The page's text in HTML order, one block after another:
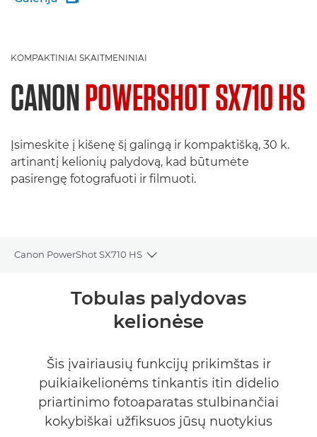
KOMPAKTINIAI SKAITMENINIAI
CANONPOWERSHOT SX710 HS
Įsimeskite į kišenę šį galingą ir kompaktišką, 30 k.
artinantį kelionių palydovą, kad būtumėte
pasirengę fotografuoti ir filmuoti.
Canon PowerShot SX710 HS
Toggle breadcrumbs
Bendrieji duomenysTobulas palydovas
kelionėse
Šis įvairiausių funkcijų prikimštas ir
puikiaikelionėms tinkantis itin didelio
priartinimo fotoaparatas stulbinančiai
kokybiškai užfiksuos jūsų nuotykius